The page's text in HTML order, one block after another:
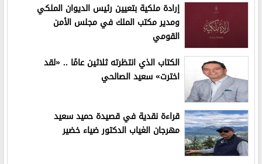
إرادة ملكية بتعيين رئيس الديوان الملكي
ومدير مكتب الملك في مجلس الأمن
القومي
الكتاب الذي انتظرته ثلاثين عامًا .. «لقد
اخترت» سعيد الصالحي
قراءة نقدية في قصيدة حميد سعيد
مهرجان الغياب الدكتور ضياء خضير